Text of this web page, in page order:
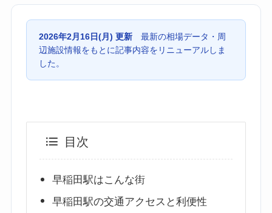
2026年2月16日(月) 更新最新の相場データ・周
辺施設情報をもとに記事内容をリニューアルしま
した。
目次
早稲田駅はこんな街
早稲田駅の交通アクセスと利便性